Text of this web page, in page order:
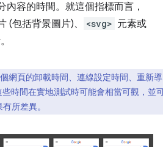
內容的時間。就這個指標而言，
(包括背景圖片)、
<svg> 元素或
個網頁的卸載時間、連線設定時間、重新
些時間在實地測試時可能會相當可觀，並
所差異。